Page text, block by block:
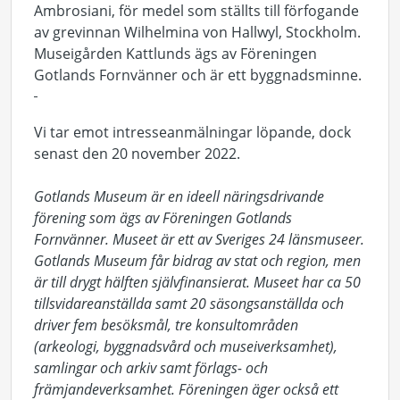
Ambrosiani, för medel som ställts till förfogande
av grevinnan Wilhelmina von Hallwyl, Stockholm.
Museigården Kattlunds ägs av Föreningen
Gotlands Fornvänner och är ett byggnadsminne.
Vi tar emot intresseanmälningar löpande, dock
senast den 20 november 2022.
Gotlands Museum är en ideell näringsdrivande
förening som ägs av Föreningen Gotlands
Fornvänner. Museet är ett av Sveriges 24 länsmuseer.
Gotlands Museum får bidrag av stat och region, men
är till drygt hälften självfinansierat. Museet har ca 50
tillsvidareanställda samt 20 säsongsanställda och
driver fem besöksmål, tre konsultområden
(arkeologi, byggnadsvård och museiverksamhet),
samlingar och arkiv samt förlags- och
främjandeverksamhet. Föreningen äger också ett